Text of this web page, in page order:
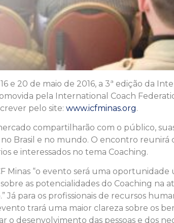
e 20 de maio de 2016, a 3ª edição da
pela International Coach
pelo site: www.icfminas.org.
compartilharão com o público,
Brasil e no mundo. O encontro reunirá
e interessados no tema Coaching.
Minas “o evento será uma oportunidade
as potencialidades do Coaching na
Já para os profissionais de recursos
trará uma maior clareza sobre os
desenvolvimento das pessoas e dos